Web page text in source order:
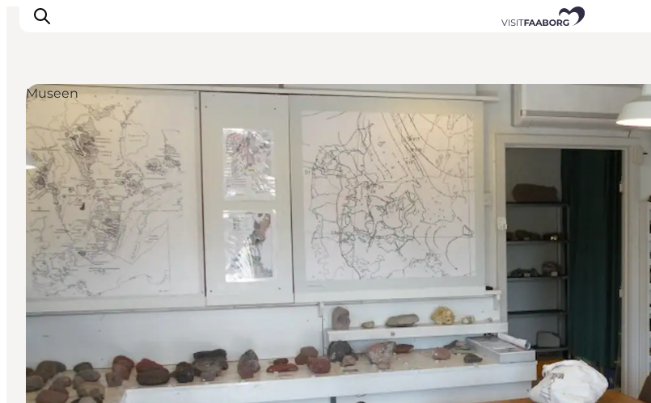
Unterkünfte
Gastronomie
Erlebnisse
Inselhüpfen
Outdoor
Kalender
Museen